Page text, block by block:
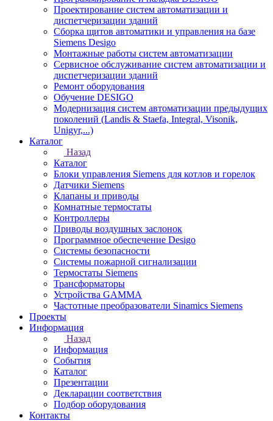
Проектирование систем автоматизации и
диспетчеризации зданий
Сборка щитов автоматики и управления на базе
Siemens Desigo
Монтажные работы систем автоматизации
Сервисное обслуживание систем автоматизации и
диспетчеризации зданий
Ремонт оборудования
Обучение DESIGO
Модернизация систем автоматизации предыдущих
поколений (Landis & Staefa, Integral, Visonik,
Unigyr,...)
Каталог
Назад
Каталог
Блоки управления Siemens для котлов и горелок
Датчики Siemens
Клапаны и приводы
Комнатные термостаты
Контроллеры
Приводы воздушных заслонок
Программное обеспечение Desigo
Системы безопасности
Системы пожарной сигнализации
Термостаты Siemens
Трансформаторы
Устройства GAMMA
Частотные преобразователи Sinamics Siemens
Проекты
Информация
Назад
Информация
События
Каталог
Презентации
Декларации соответствия
Подбор оборудования
Контакты